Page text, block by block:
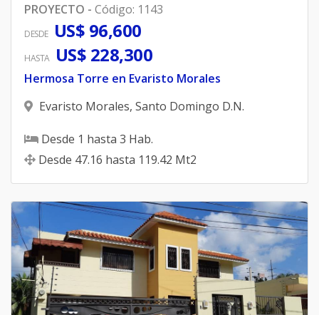
PROYECTO - Código: 1143
DESDE US$ 96,600
HASTA US$ 228,300
Hermosa Torre en Evaristo Morales
Evaristo Morales, Santo Domingo D.N.
Desde 1 hasta 3 Hab.
Desde 47.16 hasta 119.42 Mt2